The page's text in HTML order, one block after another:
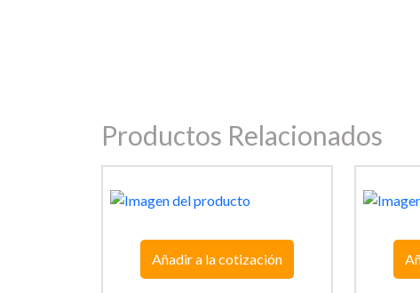
Productos Relacionados
Añadir a la cotización